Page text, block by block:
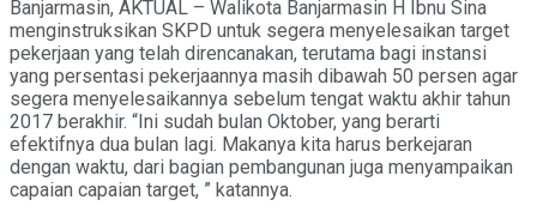
Banjarmasin, AKTUAL – Walikota Banjarmasin H Ibnu Sina
menginstruksikan SKPD untuk segera menyelesaikan target
pekerjaan yang telah direncanakan, terutama bagi instansi
yang persentasi pekerjaannya masih dibawah 50 persen agar
segera menyelesaikannya sebelum tengat waktu akhir tahun
2017 berakhir. “Ini sudah bulan Oktober, yang berarti
efektifnya dua bulan lagi. Makanya kita harus berkejaran
dengan waktu, dari bagian pembangunan juga menyampaikan
capaian capaian target, ” katannya.